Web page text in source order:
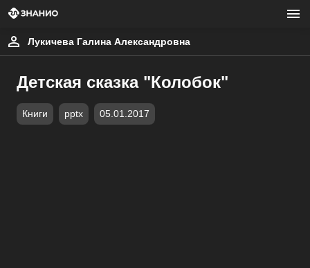
Лукичева Галина Александровна
Детская сказка "Колобок"
Книги pptx 05.01.2017